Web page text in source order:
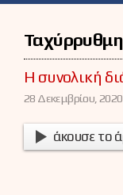
Η συνολική
28 Δεκεμβρίου,
άκουσε το